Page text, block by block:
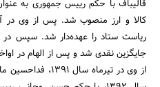
قالیباف با حکم رییس جمهوری به
از وی در تیرماه